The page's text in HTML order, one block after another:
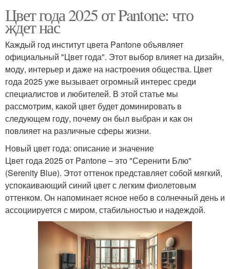
Цвет года 2025 от Pantone: что
ждет нас
Каждый год институт цвета Pantone объявляет
официальный "Цвет года". Этот выбор влияет на дизайн,
моду, интерьер и даже на настроения общества. Цвет
года 2025 уже вызывает огромный интерес среди
специалистов и любителей. В этой статье мы
рассмотрим, какой цвет будет доминировать в
следующем году, почему он был выбран и как он
повлияет на различные сферы жизни.
Новый цвет года: описание и значение
Цвет года 2025 от Pantone – это "Серенити Блю"
(Serenity Blue). Этот оттенок представляет собой мягкий,
успокаивающий синий цвет с легким фиолетовым
оттенком. Он напоминает ясное небо в солнечный день и
ассоциируется с миром, стабильностью и надеждой.